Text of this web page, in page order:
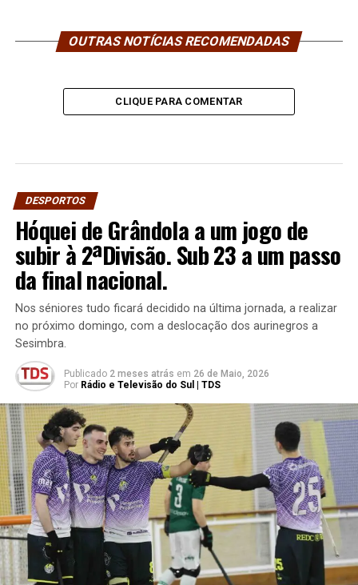
OUTRAS NOTÍCIAS RECOMENDADAS
CLIQUE PARA COMENTAR
DESPORTOS
Hóquei de Grândola a um jogo de
subir à 2ªDivisão. Sub 23 a um passo
da final nacional.
Nos séniores tudo ficará decidido na última jornada, a realizar
no próximo domingo, com a deslocação dos aurinegros a
Sesimbra.
Publicado 2 meses atrás em 26 de Maio, 2026
Por Rádio e Televisão do Sul | TDS